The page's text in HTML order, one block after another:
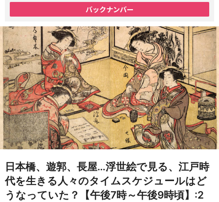
バックナンバー
日本橋、遊郭、長屋…浮世絵で見る、江戸時
代を生きる人々のタイムスケジュールはど
うなっていた？【午後7時～午後9時頃】:2